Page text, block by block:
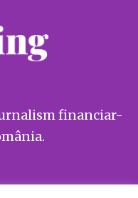
financiar-